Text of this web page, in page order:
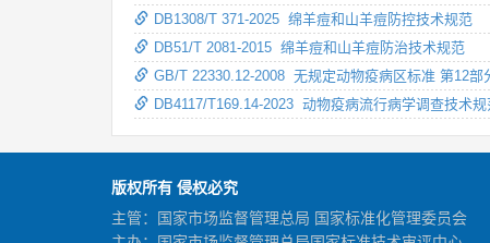
DB1308/T 371-2025 绵羊痘和山羊痘防控技术规范
DB51/T 2081-2015 绵羊痘和山羊痘防治技术规范
GB/T 22330.12-2008 无规定动物疫病区标准 第12部
DB4117/T169.14-2023 动物疫病流行病学调查技术
版权所有 侵权必究
主管：国家市场监督管理总局 国家标准化管理委员会